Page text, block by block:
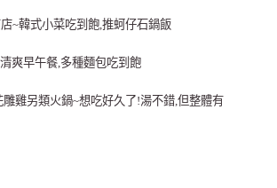
~韓式小菜吃到飽,推蚵仔石鍋飯
爽早午餐,多種麵包吃到飽
雞另類火鍋~想吃好久了!湯不錯,但整體有